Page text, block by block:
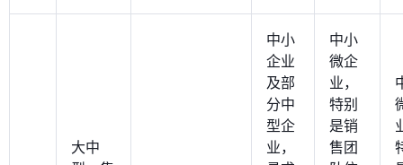
大中
中小
企业
及部
分中
型企
业，
中小
微企
业，
特别
是销
售团